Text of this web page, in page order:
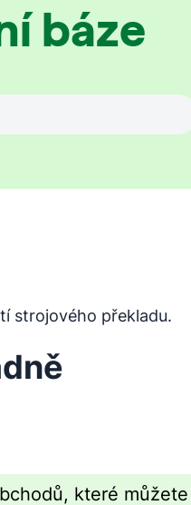
báze
nástroje pro strojový
strojového překladu.
které